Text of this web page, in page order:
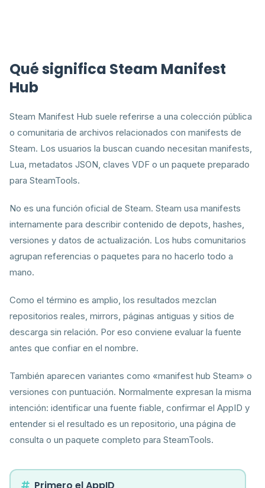
Qué significa Steam Manifest
Hub
Steam Manifest Hub suele referirse a una colección pública
o comunitaria de archivos relacionados con manifests de
Steam. Los usuarios la buscan cuando necesitan manifests,
Lua, metadatos JSON, claves VDF o un paquete preparado
para SteamTools.
No es una función oficial de Steam. Steam usa manifests
internamente para describir contenido de depots, hashes,
versiones y datos de actualización. Los hubs comunitarios
agrupan referencias o paquetes para no hacerlo todo a
mano.
Como el término es amplio, los resultados mezclan
repositorios reales, mirrors, páginas antiguas y sitios de
descarga sin relación. Por eso conviene evaluar la fuente
antes que confiar en el nombre.
También aparecen variantes como «manifest hub Steam» o
versiones con puntuación. Normalmente expresan la misma
intención: identificar una fuente fiable, confirmar el AppID y
entender si el resultado es un repositorio, una página de
consulta o un paquete completo para SteamTools.
Primero el AppID